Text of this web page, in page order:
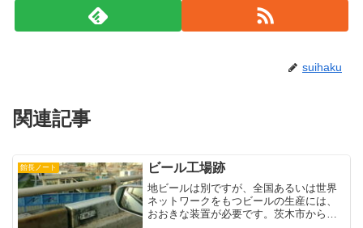
suihaku
関連記事
館長ノート ビール工場跡
地ビールは別ですが、全国あるいは世界
ネットワークをもつビールの生産には、
おおきな装置が必要です。茨木市から撤